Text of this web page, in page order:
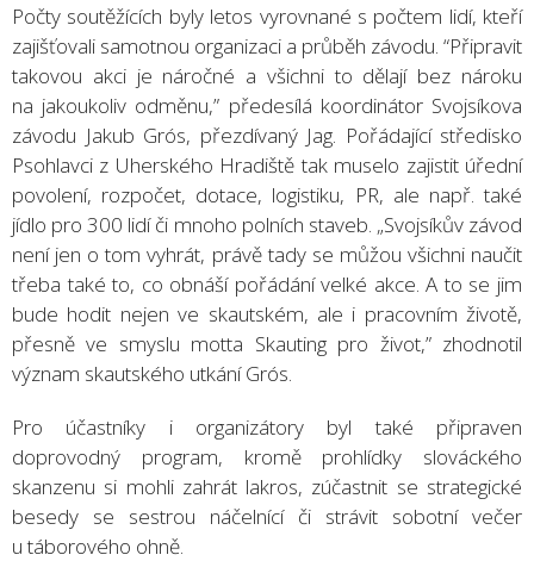
Počty soutěžících byly letos vyrovnané s počtem lidí, kteří
zajišťovali samotnou organizaci a průběh závodu. “Připravit
takovou akci je náročné a všichni to dělají bez nároku
na jakoukoliv odměnu,” předesílá koordinátor Svojsíkova
závodu Jakub Grós, přezdívaný Jag. Pořádající středisko
Psohlavci z Uherského Hradiště tak muselo zajistit úřední
povolení, rozpočet, dotace, logistiku, PR, ale např. také
jídlo pro 300 lidí či mnoho polních staveb. „Svojsíkův závod
není jen o tom vyhrát, právě tady se můžou všichni naučit
třeba také to, co obnáší pořádání velké akce. A to se jim
bude hodit nejen ve skautském, ale i pracovním životě,
přesně ve smyslu motta Skauting pro život,” zhodnotil
význam skautského utkání Grós.
Pro účastníky i organizátory byl také připraven
doprovodný program, kromě prohlídky slováckého
skanzenu si mohli zahrát lakros, zúčastnit se strategické
besedy se sestrou náčelnící či strávit sobotní večer
u táborového ohně.